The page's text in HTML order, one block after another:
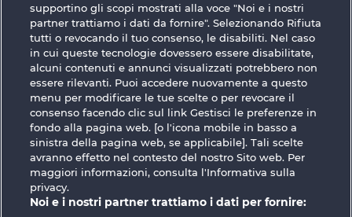
GOLDEN EI OF
MOORHUHN
FOREVER
DIAMONDS
Mostra tutti i giochi
Termini e condizioni
Informativa sulla privacy Note legali
Società FAQ Facebook
supportino gli scopi mostrati alla voce "Noi e i nostri
partner trattiamo i dati da fornire". Selezionando Rifiuta
tutti o revocando il tuo consenso, le disabiliti. Nel caso
in cui queste tecnologie dovessero essere disabilitate,
alcuni contenuti e annunci visualizzati potrebbero non
essere rilevanti. Puoi accedere nuovamente a questo
menu per modificare le tue scelte o per revocare il
consenso facendo clic sul link Gestisci le preferenze in
fondo alla pagina web. [o l'icona mobile in basso a
sinistra della pagina web, se applicabile]. Tali scelte
avranno effetto nel contesto del nostro Sito web. Per
maggiori informazioni, consulta l'Informativa sulla
privacy.
Noi e i nostri partner trattiamo i dati per fornire: